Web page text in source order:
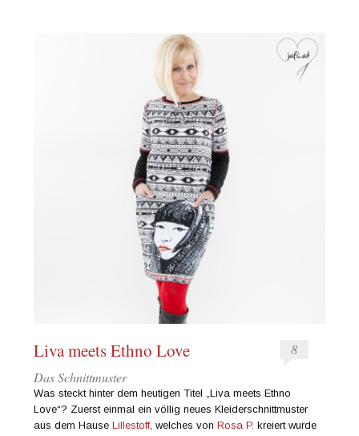
Liva meets Ethno Love
8
Das Schnittmuster
Was steckt hinter dem heutigen Titel „Liva meets Ethno
Love“? Zuerst einmal ein völlig neues Kleiderschnittmuster
aus dem HauseLillestoff, welches vonRosa P. kreiert wurde